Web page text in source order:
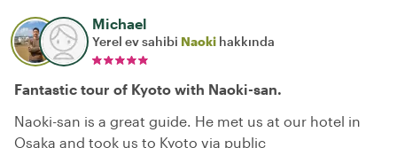
Michael
Yerel ev sahibi Naoki hakkında
Fantastic tour of Kyoto with Naoki-san.
Naoki-san is a great guide. He met us at our hotel in
Osaka and took us to Kyoto via public